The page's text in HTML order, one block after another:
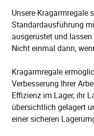
Unsere Kragarmregale
Standardausführung
ausgerüstet und
Nicht einmal dann,
Kragarmregale
Verbesserung Ihrer
Effizienz im Lager, ihr
übersichtlich gelagert
einer sicheren